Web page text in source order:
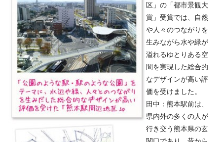
区」の「都市景観大
賞」受賞では、自然
や人々のつながりを
生みながら水や緑が
溢れるゆとりある空
間を実現した総合的
なデザインが高い評
価を受けました。
田中：熊本駅前は、
県内外の多くの人が
行き交う熊本県の玄